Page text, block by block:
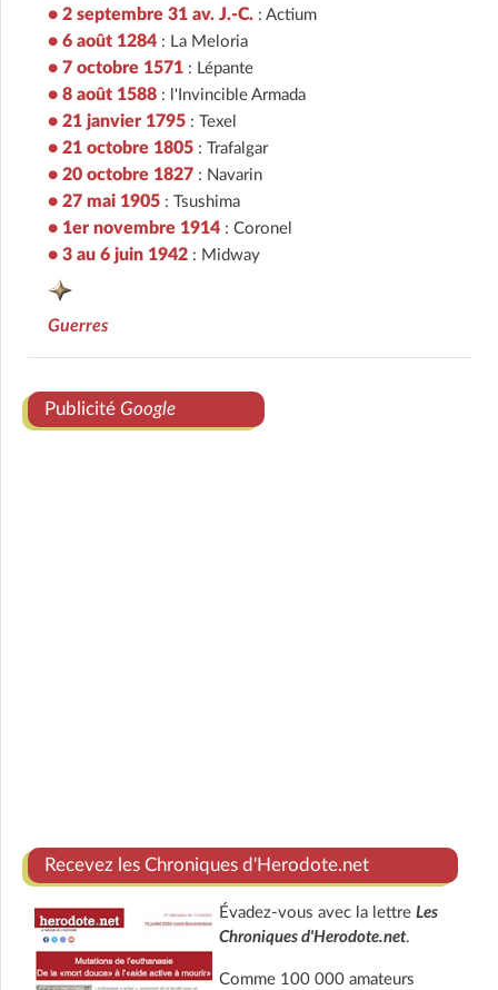
• 2 septembre 31 av. J.-C. : Actium
• 6 août 1284 : La Meloria
• 7 octobre 1571 : Lépante
• 8 août 1588 : l'Invincible Armada
• 21 janvier 1795 : Texel
• 21 octobre 1805 : Trafalgar
• 20 octobre 1827 : Navarin
• 27 mai 1905 : Tsushima
• 1er novembre 1914 : Coronel
• 3 au 6 juin 1942 : Midway
Guerres
Publicité Google
Recevez les Chroniques d'Herodote.net
Évadez-vous avec la lettre Les
Chroniques d'Herodote.net.
Comme 100 000 amateurs